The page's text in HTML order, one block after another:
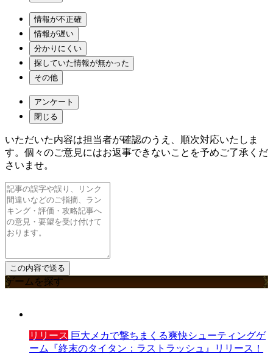
情報が不正確
情報が遅い
分かりにくい
探していた情報が無かった
その他
アンケート
閉じる
いただいた内容は担当者が確認のうえ、順次対応いたしま
す。個々のご意見にはお返事できないことを予めご了承くだ
さいませ。
ゲームを探す
リリース 巨大メカで撃ちまくる爽快シューティングゲ
ーム『終末のタイタン：ラストラッシュ』リリース！